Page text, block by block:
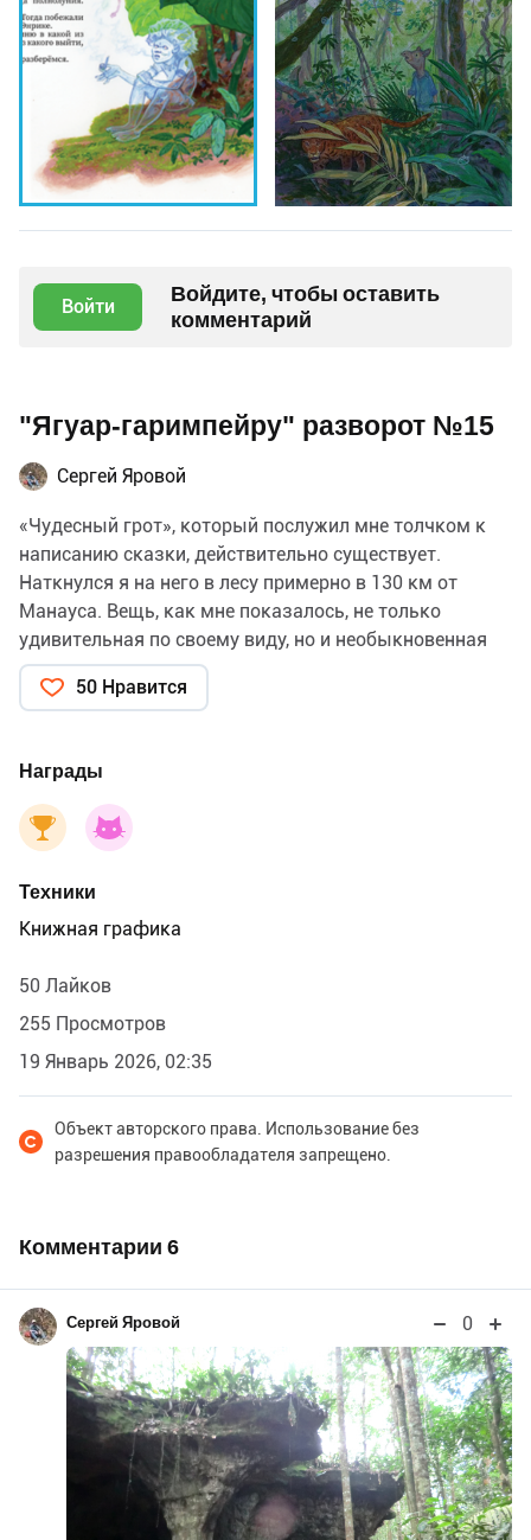
Войти
Войдите, чтобы оставить
комментарий
"Ягуар-гаримпейру" разворот №15
Сергей Яровой
«Чудесный грот», который послужил мне толчком к
написанию сказки, действительно существует.
Наткнулся я на него в лесу примерно в 130 км от
Манауса. Вещь, как мне показалось, не только
удивительная по своему виду, но и необыкновенная
по своим свойствам. Фотографии, которые я в этот
день делал в лесу на подходе были чёткие, а именно
воздухе. Пятна эти я разглядел на фото уже потом, а
тогда, гуляя вокруг, почему-то сразу вспомнил об
эшу. Подумал, что возможно столетия назад это
Две фотки прилагаю.
50 Нравится
Награды
Техники
Книжная графика
50 Лайков
255 Просмотров
19 Январь 2026, 02:35
Объект авторского права. Использование без
разрешения правообладателя запрещено.
Комментарии 6
Сергей Яровой 0